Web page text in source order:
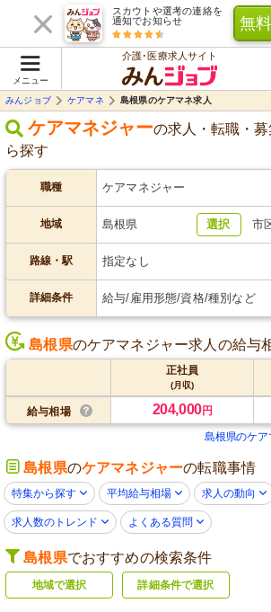
スカウトや選考の連絡を
通知でお知らせ
無
メニュー
介護･医療求人サイト
みんジョブ
ケアマネ 島根県のケアマネ求人
ケアマネジャーの求人・転職・
ら探す
職種 ケアマネジャー
地域 島根県 選択 市
路線・駅 指定なし
詳細条件 給与/雇用形態/資格/種別など
島根県のケアマネジャー求人の給与
正社員
(月収)
給与相場 204,000円
島根県のケ
島根県のケアマネジャーの転職事情
特集から探す 平均給与相場 求人の動向
求人数のトレンド よくある質問
島根県でおすすめの検索条件
地域で選択 詳細条件で選択